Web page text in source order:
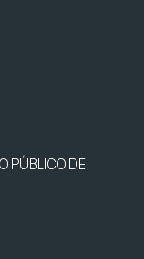
PÚBLICO DE